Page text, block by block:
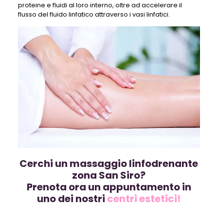
proteine ​​e fluidi al loro interno, oltre ad accelerare il
flusso del fluido linfatico attraverso i vasi linfatici.
Cerchi un massaggio linfodrenante
zona San Siro?
Prenota ora un appuntamento in
uno dei nostri centri estetici!